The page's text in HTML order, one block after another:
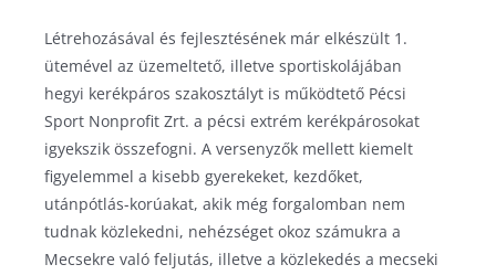
Pumpapálya építése Tüskésréten
TAO – Vizilabda
Műfüves labdarúgópályáink
Petrov Anatolij Uszoda
Pécs Városi Műjégpálya
Pécs Városi Lőtér
Tornacsarnok
Várkői Ferenc Diáksport Központ
Kézilabda fiú szakág
Kézilabda lány szakág
Kerékpár
Lövészet
Rövidpályás gyorskorcsolya
Sakk
Szenior úszás
Szinkronkorcsolya
Tenisz
Triatlon
Létrehozásával és fejlesztésének már elkészült 1.
ütemével az üzemeltető, illetve sportiskolájában
hegyi kerékpáros szakosztályt is működtető Pécsi
Sport Nonprofit Zrt. a pécsi extrém kerékpárosokat
igyekszik összefogni. A versenyzők mellett kiemelt
figyelemmel a kisebb gyerekeket, kezdőket,
utánpótlás-korúakat, akik még forgalomban nem
tudnak közlekedni, nehézséget okoz számukra a
Mecsekre való feljutás, illetve a közlekedés a mecseki